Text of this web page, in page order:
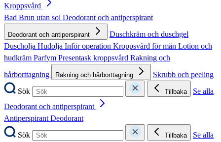
Kroppsvård
Bad Brun utan sol Deodorant och antiperspirant
Deodorant och antiperspirant
Duschkräm och duschgel
Duscholja Hudolja Inför operation Kroppsvård för män Lotion och
hudkräm Parfym Presentask kroppsvård Rakning och
hårborttagning
Rakning och hårborttagning
Skrubb och peeling
Sök
Tillbaka
Se alla
Deodorant och antiperspirant
AntiperspirantDeodorant
Sök
Tillbaka
Se alla